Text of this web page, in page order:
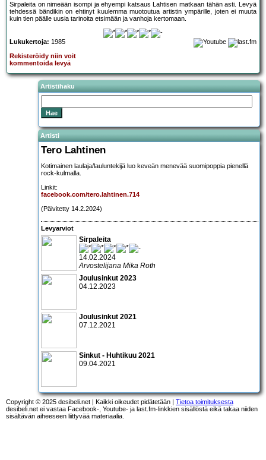
Sirpaleita on nimeään isompi ja ehyempi katsaus Lahtisen matkaan tähän asti. Levyä
tehdessä bändikin on ehtinyt kuulemma muotoutua artistin ympärille, joten ei muuta
kuin tien päälle uusia tarinoita etsimään ja vanhoja kertomaan.
Lukukertoja: 1985
Rekisteröidy niin voit
kommentoida levyä
Artistihaku
Artisti
Tero Lahtinen
Kotimainen laulaja/lauluntekijä luo keveän menevää suomipoppia pienellä
rock-kulmalla.
Linkit:
facebook.com/tero.lahtinen.714
(Päivitetty 14.2.2024)
Levyarviot
Sirpaleita
14.02.2024
Arvostelijana Mika Roth
Joulusinkut 2023
04.12.2023
Joulusinkut 2021
07.12.2021
Sinkut - Huhtikuu 2021
09.04.2021
Copyright © 2025 desibeli.net | Kaikki oikeudet pidätetään | Tietoa toimituksesta
desibeli.net ei vastaa Facebook-, Youtube- ja last.fm-linkkien sisällöstä eikä takaa niiden
sisältävän aiheeseen liittyvää materiaalia.